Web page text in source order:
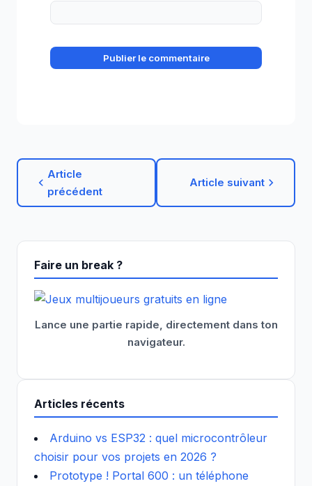
Article
précédent
Article suivant
Faire un break ?
Lance une partie rapide, directement dans ton
navigateur.
Articles récents
Arduino vs ESP32 : quel microcontrôleur
choisir pour vos projets en 2026 ?
Prototype ! Portal 600 : un téléphone